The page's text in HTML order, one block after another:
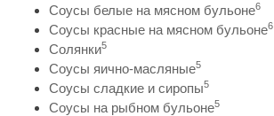
Соусы белые на мясном бульоне6
Соусы красные на мясном бульоне6
Солянки5
Соусы яично-масляные5
Соусы сладкие и сиропы5
Соусы на рыбном бульоне5